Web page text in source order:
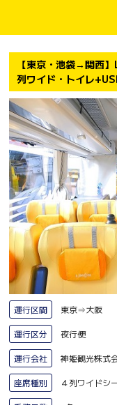
【東京・池袋→関西
列ワイド・トイレ
運行区間 東京⇒大阪
運行区分 夜行便
運行会社 神姫観光株式
座席種別 ４列ワイドシ